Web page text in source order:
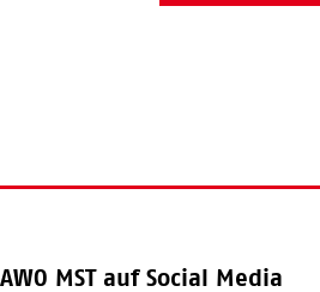
AWO MST auf Social Media